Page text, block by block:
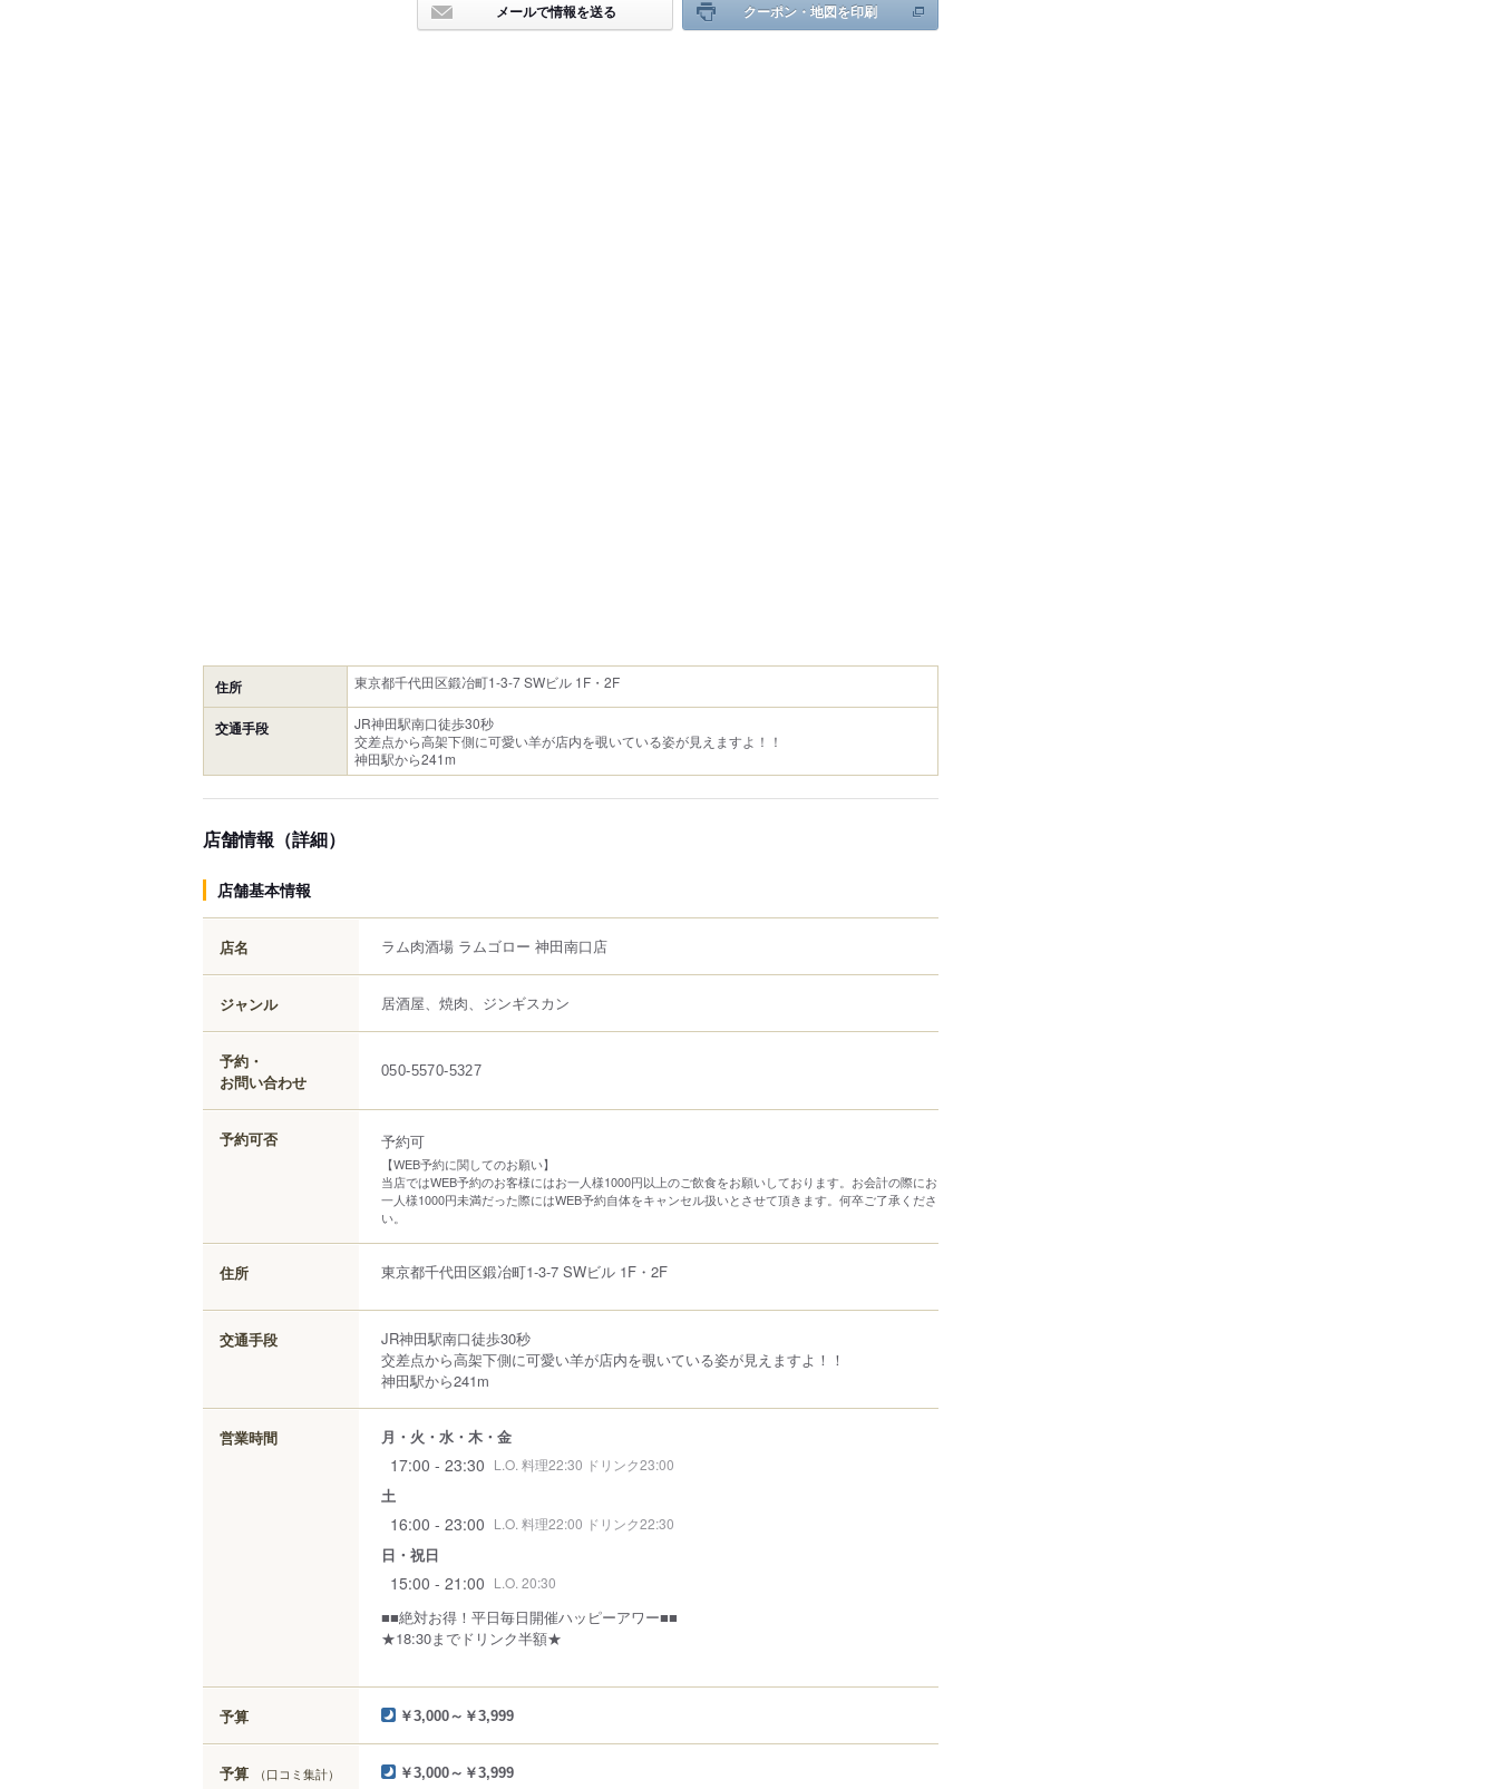
メールで情報を送る クーポン・地図を印刷
住所 東京都千代田区鍛冶町1-3-7 SWビル 1F・2F
交通手段
JR神田駅南口徒歩30秒
交差点から高架下側に可愛い羊が店内を覗いている姿が見えますよ！！
神田駅から241m
店舗情報（詳細）
店舗基本情報
店名 ラム肉酒場 ラムゴロー 神田南口店
ジャンル 居酒屋、焼肉、ジンギスカン
予約・
お問い合わせ
050-5570-5327
予約可否 予約可
【WEB予約に関してのお願い】
当店ではWEB予約のお客様にはお一人様1000円以上のご飲食をお願いしております。お会計の際にお
一人様1000円未満だった際にはWEB予約自体をキャンセル扱いとさせて頂きます。何卒ご了承くださ
い。
住所 東京都千代田区鍛冶町1-3-7 SWビル 1F・2F
交通手段
JR神田駅南口徒歩30秒
交差点から高架下側に可愛い羊が店内を覗いている姿が見えますよ！！
神田駅から241m
営業時間 月・火・水・木・金
17:00 - 23:30 L.O. 料理22:30 ドリンク23:00
土
16:00 - 23:00 L.O. 料理22:00 ドリンク22:30
日・祝日
15:00 - 21:00 L.O. 20:30
■■絶対お得！平日毎日開催ハッピーアワー■■
★18:30までドリンク半額★
予算 ￥3,000～￥3,999
予算 （口コミ集計） ￥3,000～￥3,999